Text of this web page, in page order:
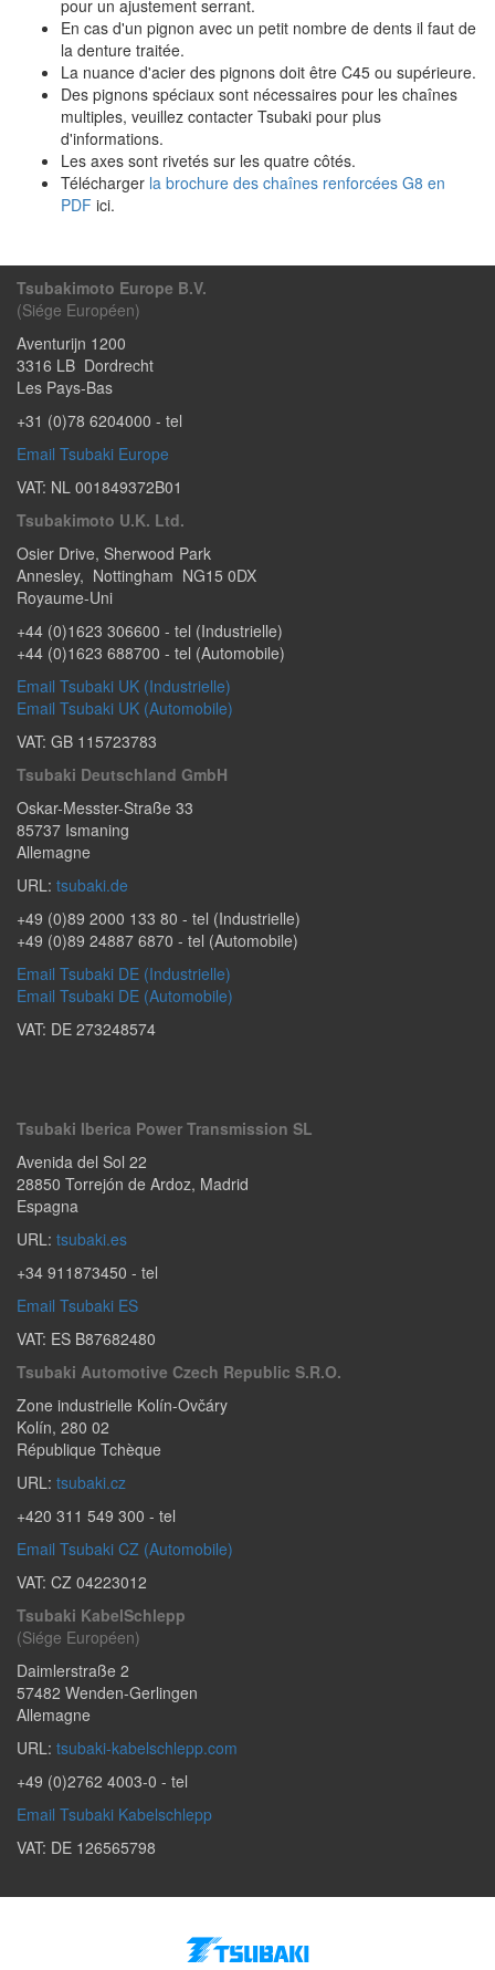
pour un ajustement serrant.
En cas d'un pignon avec un petit nombre de dents il faut de
la denture traitée.
La nuance d'acier des pignons doit être C45 ou supérieure.
Des pignons spéciaux sont nécessaires pour les chaînes
multiples, veuillez contacter Tsubaki pour plus
d'informations.
Les axes sont rivetés sur les quatre côtés.
Télécharger la brochure des chaînes renforcées G8 en
PDF ici.
Tsubakimoto Europe B.V.
(Siége Européen)
Aventurijn 1200
3316 LB Dordrecht
Les Pays-Bas
+31 (0)78 6204000 - tel
Email Tsubaki Europe
VAT: NL 001849372B01
Tsubakimoto U.K. Ltd.
Osier Drive, Sherwood Park
Annesley, Nottingham NG15 0DX
Royaume-Uni
+44 (0)1623 306600 - tel (Industrielle)
+44 (0)1623 688700 - tel (Automobile)
Email Tsubaki UK (Industrielle)
Email Tsubaki UK (Automobile)
VAT: GB 115723783
Tsubaki Deutschland GmbH
Oskar-Messter-Straße 33
85737 Ismaning
Allemagne
URL: tsubaki.de
+49 (0)89 2000 133 80 - tel (Industrielle)
+49 (0)89 24887 6870 - tel (Automobile)
Email Tsubaki DE (Industrielle)
Email Tsubaki DE (Automobile)
VAT: DE 273248574
Tsubaki Iberica Power Transmission SL
Avenida del Sol 22
28850 Torrejón de Ardoz, Madrid
Espagna
URL: tsubaki.es
+34 911873450 - tel
Email Tsubaki ES
VAT: ES B87682480
Tsubaki Automotive Czech Republic S.r.o.
Zone industrielle Kolín-Ovčáry
Kolín, 280 02
République Tchèque
URL: tsubaki.cz
+420 311 549 300 - tel
Email Tsubaki CZ (Automobile)
VAT: CZ 04223012
Tsubaki KabelSchlepp
(Siége Européen)
Daimlerstraße 2
57482 Wenden-Gerlingen
Allemagne
URL: tsubaki-kabelschlepp.com
+49 (0)2762 4003-0 - tel
Email Tsubaki Kabelschlepp
VAT: DE 126565798